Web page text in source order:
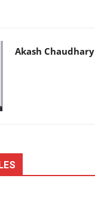
Akash Chaudhary